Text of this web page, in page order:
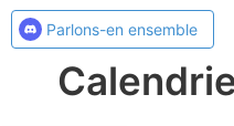
Parlons-en ensemble